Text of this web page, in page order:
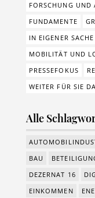
FORSCHUNG UND
FUNDAMENTE
IN EIGENER SACHE
MOBILITÄT UND
PRESSEFOKUS
WEITER FÜR SIE
Alle
BAU
DEZERNAT 16
EINKOMMEN